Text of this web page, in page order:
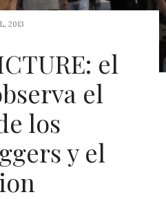
2013
el
el
los
y el